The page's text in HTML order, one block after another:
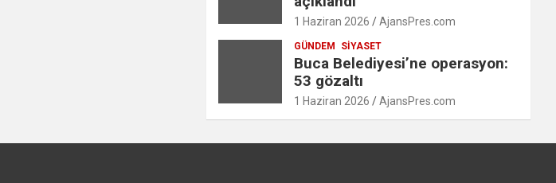
1 Haziran 2026 AjansPres.com
GÜNDEM SIYASET
Buca Belediyesi’ne operasyon:
53 gözaltı
1 Haziran 2026 AjansPres.com